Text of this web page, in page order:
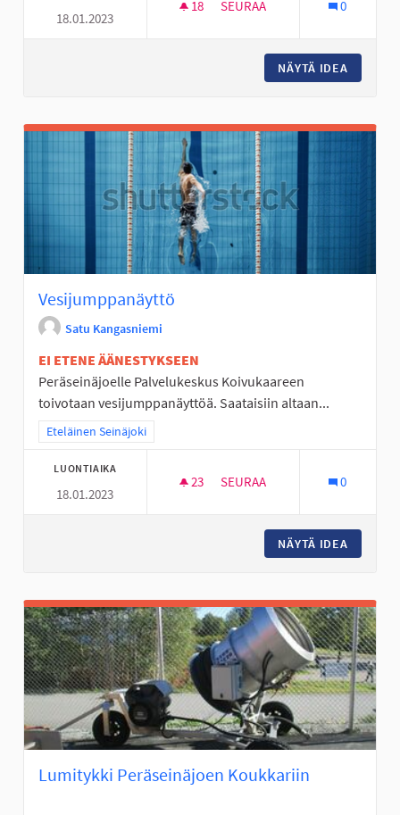
18.01.2023
18 18 SEURAAJAA
SEURAA 0
NÄYTÄ IDEA
Vesijumppanäyttö
Satu Kangasniemi
EI ETENE ÄÄNESTYKSEEN
Peräseinäjoelle Palvelukeskus Koivukaareen
toivotaan vesijumppanäyttöä. Saataisiin altaan...
Rajaa tulokset teeman mukaan: Eteläinen Seinäjoki
Eteläinen Seinäjoki
LUONTIAIKA
18.01.2023
23 23 SEURAAJAA
SEURAA 0
NÄYTÄ IDEA
Lumitykki Peräseinäjoen Koukkariin